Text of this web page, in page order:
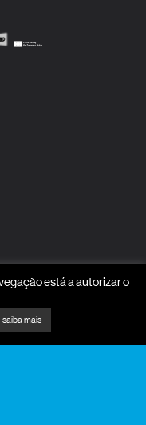
está a autorizar o
saiba mais